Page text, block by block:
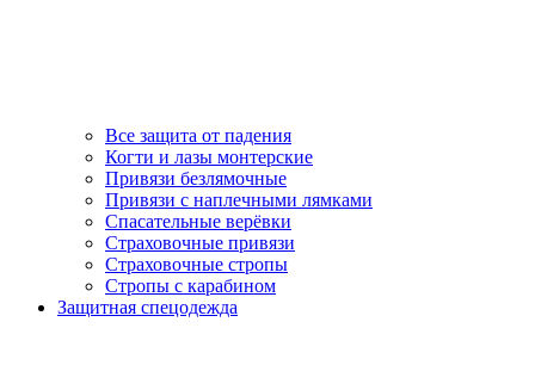
Все защита от падения
Когти и лазы монтерские
Привязи безлямочные
Привязи с наплечными лямками
Спасательные верёвки
Страховочные привязи
Страховочные стропы
Стропы с карабином
Защитная спецодежда